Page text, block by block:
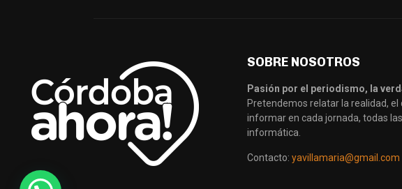
SOBRE NOSOTROS
Pasión por el periodismo, la
Pretendemos relatar la realidad,
informar en cada jornada, todas
informática.
Contacto: yavillamaria@gmail.com